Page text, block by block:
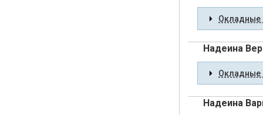
Окладные
Надеина
Окладные
Надеина